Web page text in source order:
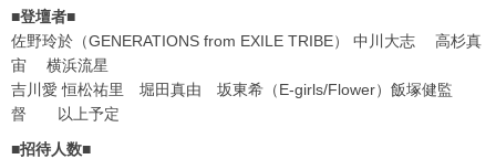
■登壇者■
佐野玲於（GENERATIONS from EXILE TRIBE） 中川大志 高杉真
宙 横浜流星
吉川愛 恒松祐里 堀田真由 坂東希（E-girls/Flower）飯塚健監
督 以上予定
■招待人数■